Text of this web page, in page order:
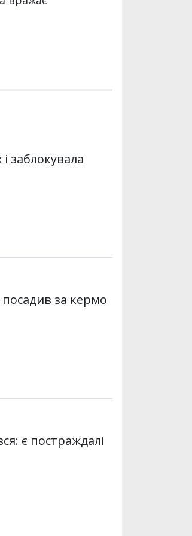
заблокувала
за кермо
є постраждалі